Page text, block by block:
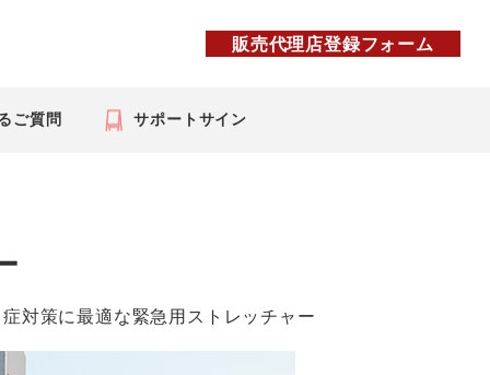
販売代理店登録フォーム
ご質問 サポートサイン
対策に最適な緊急用ストレッチャー